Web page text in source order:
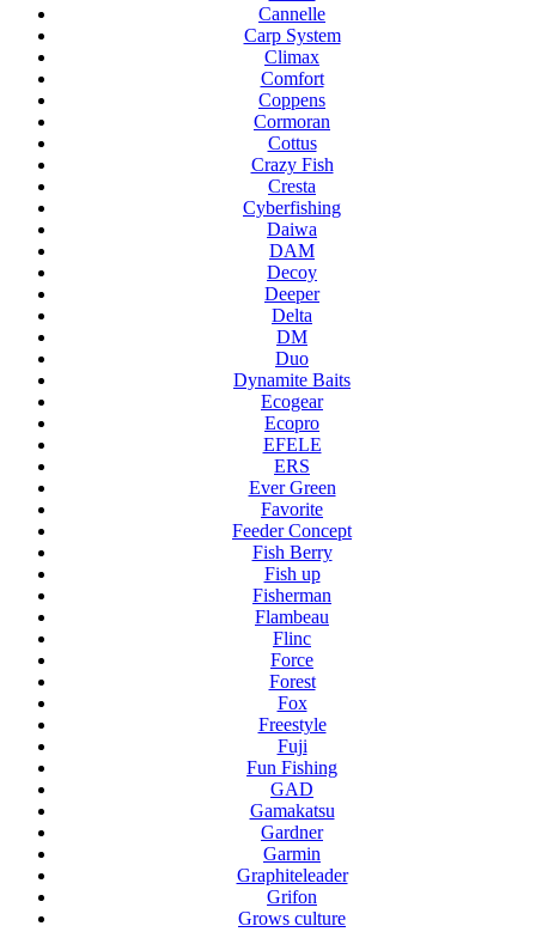
Cannelle
Carp System
Climax
Comfort
Coppens
Cormoran
Cottus
Crazy Fish
Cresta
Cyberfishing
Daiwa
DAM
Decoy
Deeper
Delta
DM
Duo
Dynamite Baits
Ecogear
Ecopro
EFELE
ERS
Ever Green
Favorite
Feeder Concept
Fish Berry
Fish up
Fisherman
Flambeau
Flinc
Force
Forest
Fox
Freestyle
Fuji
Fun Fishing
GAD
Gamakatsu
Gardner
Garmin
Graphiteleader
Grifon
Grows culture